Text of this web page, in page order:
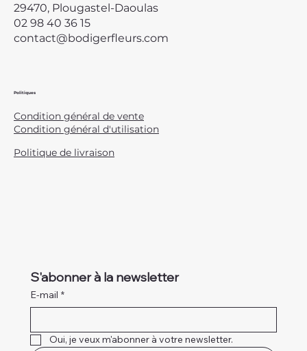
29470, Plougastel-Daoulas
02 98 40 36 15
contact@bodigerfleurs.com
Politiques
Condition général de vente
Condition général d'utilisation
Politique de livraison
S'abonner à la newsletter
E-mail *
Oui, je veux m'abonner à votre newsletter.